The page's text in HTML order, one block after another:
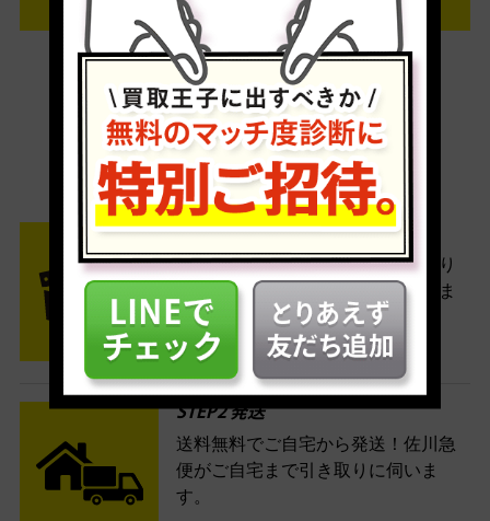
ご利用は簡単3ステップ
- FLOW -
STEP1 お申込み・梱包
ネットでお申込みしたら、箱に売り
たい商品をいろいろ詰めて梱包しま
す。
STEP2 発送
送料無料でご自宅から発送！佐川急
便がご自宅まで引き取りに伺いま
す。